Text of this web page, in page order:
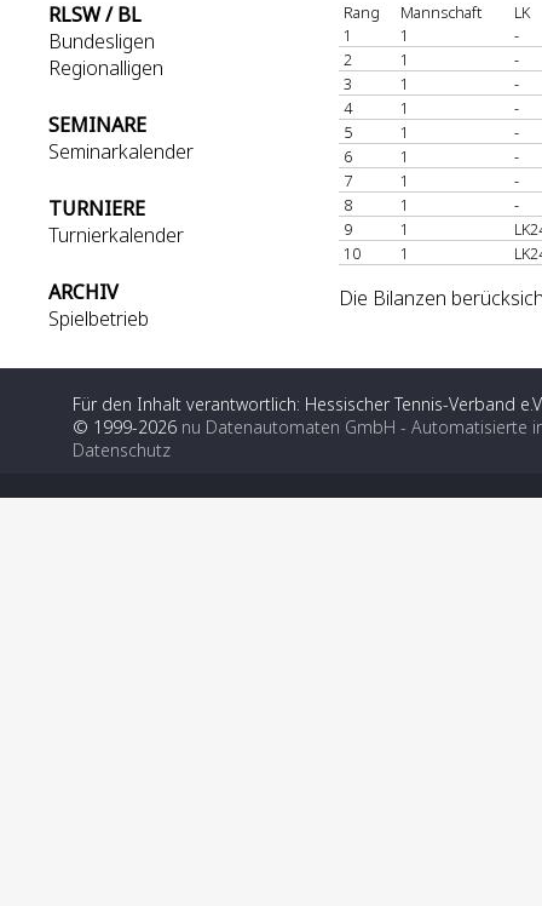
RLSW / BL
Bundesligen
Regionalligen
SEMINARE
Seminarkalender
TURNIERE
Turnierkalender
ARCHIV
Spielbetrieb
Rang Mannschaft
LK
1
1
-
2
1
-
3
1
-
4
1
-
5
1
-
6
1
-
7
1
-
8
1
-
9
1
10
1
Die Bilanzen
Für den Inhalt verantwortlich: Hessischer Tennis-Verband
© 1999-2026 nu Datenautomaten GmbH - Automatisierte
Datenschutz